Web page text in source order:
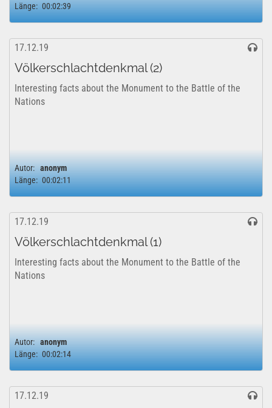
Länge: 00:02:39
17.12.19
Völkerschlachtdenkmal (2)
Interesting facts about the Monument to the Battle of the
Nations
Autor: anonym
Länge: 00:02:11
17.12.19
Völkerschlachtdenkmal (1)
Interesting facts about the Monument to the Battle of the
Nations
Autor: anonym
Länge: 00:02:14
17.12.19